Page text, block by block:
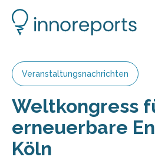
Veranstaltungsnachrichten
Weltkongress
erneuerbare
Köln